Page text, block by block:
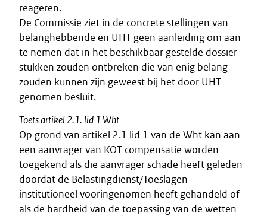
reageren.
De Commissie ziet in de concrete stellingen van
belanghebbende en UHT geen aanleiding om aan
te nemen dat in het beschikbaar gestelde dossier
stukken zouden ontbreken die van enig belang
zouden kunnen zijn geweest bij het door UHT
genomen besluit.
Toets artikel 2.1. lid 1 Wht
Op grond van artikel 2.1 lid 1 van de Wht kan aan
een aanvrager van KOT compensatie worden
toegekend als die aanvrager schade heeft geleden
doordat de Belastingdienst/Toeslagen
institutioneel vooringenomen heeft gehandeld of
als de hardheid van de toepassing van de wetten